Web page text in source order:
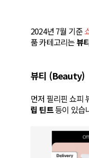
2024년 7월 기준
품 카테고리는뷰
뷰티 (Beauty)
먼저 필리핀 쇼피
립 틴트등이 있습